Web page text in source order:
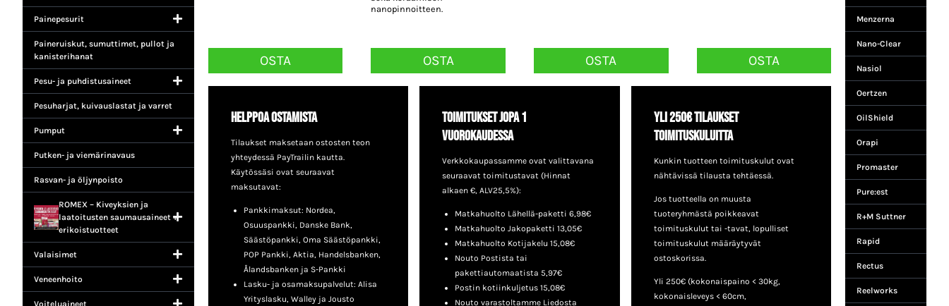
Painepesurit
Paineruiskut, sumuttimet, pullot ja
kanisterihanat
Pesu- ja puhdistusaineet
Pesuharjat, kuivauslastat ja varret
Pumput
Putken- ja viemärinavaus
Rasvan- ja öljynpoisto
ROMEX – Kiveyksien ja
laatoitusten saumausaineet +
erikoistuotteet
Valaisimet
Veneenhoito
Voiteluaineet
OSTA
nanopinnoitteen.
OSTA OSTA OSTA
Helppoa ostamista
Tilaukset maksetaan ostosten teon
yhteydessä PayTrailin kautta.
Käytössäsi ovat seuraavat
maksutavat:
Pankkimaksut: Nordea,
Osuuspankki, Danske Bank,
Säästöpankki, Oma Säästöpankki,
POP Pankki, Aktia, Handelsbanken,
Ålandsbanken ja S-Pankki
Lasku- ja osamaksupalvelut: Alisa
Yrityslasku, Walley ja Jousto
Toimitukset jopa 1
vuorokaudessa
Verkkokaupassamme ovat valittavana
seuraavat toimitustavat (Hinnat
alkaen €, ALV25,5%):
Matkahuolto Lähellä-paketti 6,98€
Matkahuolto Jakopaketti 13,05€
Matkahuolto Kotijakelu 15,08€
Nouto Postista tai
pakettiautomaatista 5,97€
Postin kotiinkuljetus 15,08€
Nouto varastoltamme Liedosta
Yli 250€ tilaukset
toimituskuluitta
Kunkin tuotteen toimituskulut ovat
nähtävissä tilausta tehtäessä.
Jos tuotteella on muusta
tuoteryhmästä poikkeavat
toimituskulut tai -tavat, lopulliset
toimituskulut määräytyvät
ostoskorissa.
Yli 250€ (kokonaispaino < 30kg,
kokonaisleveys < 60cm,
Menzerna
Nano-Clear
Nasiol
Oertzen
OilShield
Orapi
Promaster
Pure:est
R+M Suttner
Rapid
Rectus
Reelworks